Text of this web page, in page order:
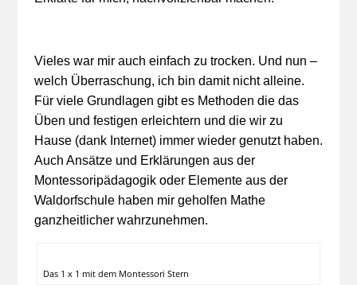
Vieles war mir auch einfach zu trocken. Und nun –
welch Überraschung, ich bin damit nicht alleine.
Für viele Grundlagen gibt es Methoden die das
Üben und festigen erleichtern und die wir zu
Hause (dank Internet) immer wieder genutzt haben.
Auch Ansätze und Erklärungen aus der
Montessoripädagogik oder Elemente aus der
Waldorfschule haben mir geholfen Mathe
ganzheitlicher wahrzunehmen.
Das 1 x 1 mit dem Montessori Stern